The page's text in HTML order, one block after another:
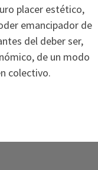
placer estético,
emancipador de
del deber ser,
de un modo
colectivo.